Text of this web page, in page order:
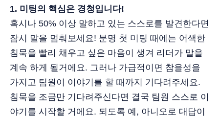
1. 미팅의 핵심은 경청입니다!
혹시나 50% 이상 말하고 있는 스스로를 발견한다면
잠시 말을 멈춰보세요! 분명 첫 미팅 때에는 어색한
침묵을 빨리 채우고 싶은 마음이 생겨 리더가 말을
계속 하게 될거에요. 그러나 가급적이면 참을성을
가지고 팀원이 이야기를 할 때까지 기다려주세요.
침묵을 조금만 기다려주신다면 결국 팀원 스스로 이
야기를 시작할 거에요. 되도록 예, 아니오로 대답이